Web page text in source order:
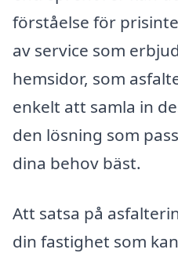
förståelse för
av service som
hemsidor, som
enkelt att samla in
den lösning som
dina behov bäst.
Att satsa på
din fastighet som